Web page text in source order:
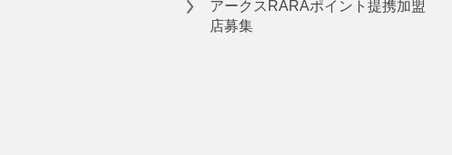
アークスRARAポイント提携加盟
店募集